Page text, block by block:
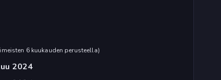
6 kuukauden perusteella)
2024